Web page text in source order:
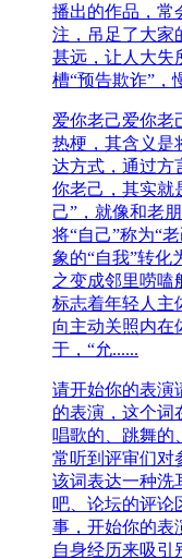
播出的作品，常
注，吊足了大家
甚远，让人大失
槽“预告欺诈”，
爱你老己爱你老
热梗，其含义是
达方式，通过方
你老己，其实就
己”，就像和老
将“自己”称为“
象的“自我”转化
之变成邻里唠嗑
标志着年轻人主
向主动关照内在
于，“允......
请开始你的表演
的表演，这个词
唱歌的、跳舞的
常听到评审们对
该词表达一种洗
吧、论坛的评论
事，开始你的表
自身经历来吸引